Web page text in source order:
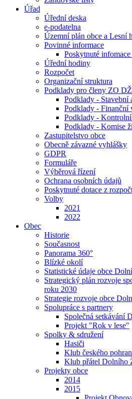
Úřad
Úřední deska
e-podatelna
Územní plán obce a Lesní
Povinné informace
Poskytnuté
Úřední hodiny
Rozpočet
Organizační struktura
Podklady pro členy ZO DŽ
Podklady - Stavební
Podklady - Finanční
Podklady -
Podklady - Komise
Zastupitelstvo obce
Obecně závazné vyhlášky
GDPR
Formuláře
Výběrová řízení
Ochrana osobních údajů
Poskytnuté dotace z
Volby
2021
2022
Obec
Historie
Současnost
Panorama 360°
Blízké okolí
Statistické údaje obce
Strategický plán rozvoje
roku 2030
Strategie rozvoje obce
Spolupráce s partnery
Společná setkávání
Projekt "Rok v lese"
Spolky & sdružení
Hasiči
Klub českého
Klub přátel Dolního
Projekty obce
2014
2015